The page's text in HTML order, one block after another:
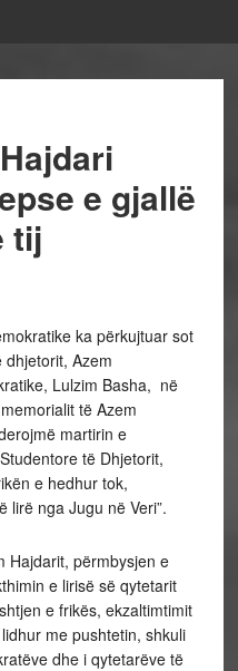
e gjallë
tij
ka përkujtuar sot
dhjetorit, Azem
Lulzim Basha, në
të Azem
martirin e
të Dhjetorit,
e hedhur tok,
lirë nga Jugu në Veri”.
Hajdarit, përmbysjen e
e lirisë së qytetarit
e frikës, ekzaltimtimit
me pushtetin, shkuli
dhe i qytetarëve të